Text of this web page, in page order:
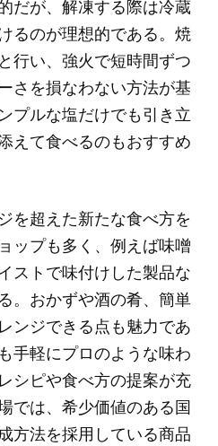
だが、解凍する際は冷蔵
るのが理想的である。焼
行い、強火で短時間ずつ
さを損なわない方法が基
プルな塩だけでも引き立
えて食べるのもおすすめ
を超えた新たな食べ方を
ップも多く、例えば味噌
ストで味付けした製品な
。おかずや酒の肴、簡単
ンジできる点も魅力であ
手軽にプロのような味わ
シピや食べ方の提案が充
では、希少価値のある国
方法を採用している商品